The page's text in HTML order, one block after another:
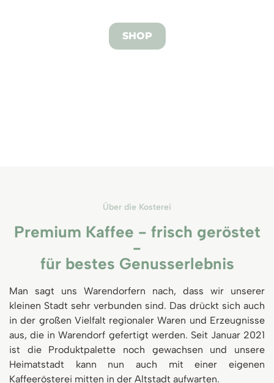
SHOP
Über die Kosterei
Premium Kaffee - frisch geröstet
-
für bestes Genusserlebnis
Man sagt uns Warendorfern nach, dass wir unserer
kleinen Stadt sehr verbunden sind. Das drückt sich auch
in der großen Vielfalt regionaler Waren und Erzeugnisse
aus, die in Warendorf gefertigt werden. Seit Januar 2021
ist die Produktpalette noch gewachsen und unsere
Heimatstadt kann nun auch mit einer eigenen
Kaffeerösterei mitten in der Altstadt aufwarten.